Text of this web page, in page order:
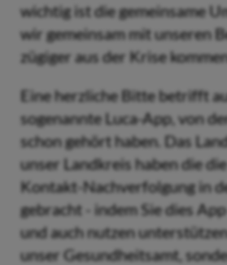
wichtig ist die gemeinsame
wir gemeinsam mit unseren
zügiger aus der Krise
Eine herzliche Bitte betrifft
sogenannte Luca-App, von
schon gehört haben. Das
unser Landkreis haben die
Kontakt-Nachverfolgung in
gebracht - indem Sie dies
und auch nutzen
unser Gesundheitsamt,